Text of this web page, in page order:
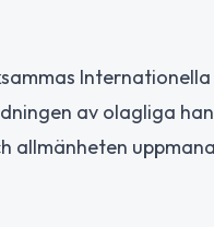
av olagliga
allmänheten